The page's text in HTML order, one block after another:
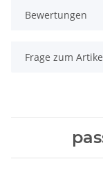
Bewertungen
Frage zum